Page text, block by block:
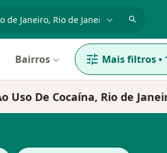
Bairros Mais filtros•
Uso De Cocaína, Rio de